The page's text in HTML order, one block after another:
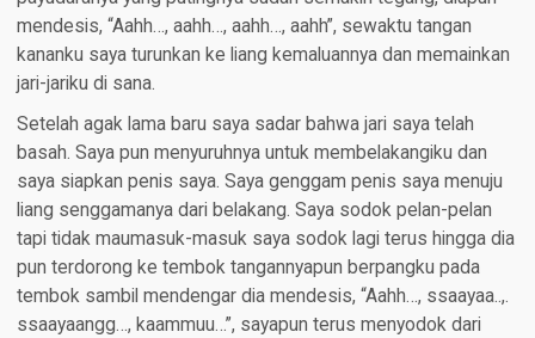
mendesis, “Aahh…, aahh…, aahh…, aahh”, sewaktu tangan
kananku saya turunkan ke liang kemaluannya dan memainkan
jari-jariku di sana.
Setelah agak lama baru saya sadar bahwa jari saya telah
basah. Saya pun menyuruhnya untuk membelakangiku dan
saya siapkan penis saya. Saya genggam penis saya menuju
liang senggamanya dari belakang. Saya sodok pelan-pelan
tapi tidak maumasuk-masuk saya sodok lagi terus hingga dia
pun terdorong ke tembok tangannyapun berpangku pada
tembok sambil mendengar dia mendesis, “Aahh…, ssaayaa..,.
ssaayaangg…, kaammuu…”, sayapun terus menyodok dari